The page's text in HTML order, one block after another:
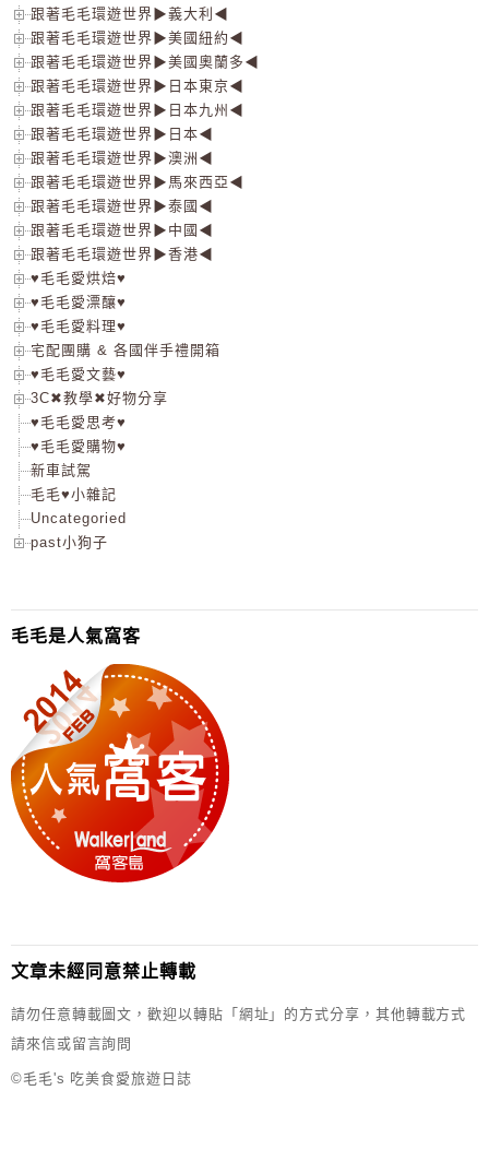
跟著毛毛環遊世界▶義大利◀
跟著毛毛環遊世界▶美國紐約◀
跟著毛毛環遊世界▶美國奧蘭多◀
跟著毛毛環遊世界▶日本東京◀
跟著毛毛環遊世界▶日本九州◀
跟著毛毛環遊世界▶日本◀
跟著毛毛環遊世界▶澳洲◀
跟著毛毛環遊世界▶馬來西亞◀
跟著毛毛環遊世界▶泰國◀
跟著毛毛環遊世界▶中國◀
跟著毛毛環遊世界▶香港◀
♥毛毛愛烘焙♥
♥毛毛愛漂釀♥
♥毛毛愛料理♥
宅配團購 & 各國伴手禮開箱
♥毛毛愛文藝♥
3C✖教學✖好物分享
♥毛毛愛思考♥
♥毛毛愛購物♥
新車試駕
毛毛♥小雜記
Uncategoried
past小狗子
毛毛是人氣窩客
文章未經同意禁止轉載
請勿任意轉載圖文，歡迎以轉貼「網址」的方式分享，其他轉載方式
請來信或留言詢問
©毛毛's 吃美食愛旅遊日誌